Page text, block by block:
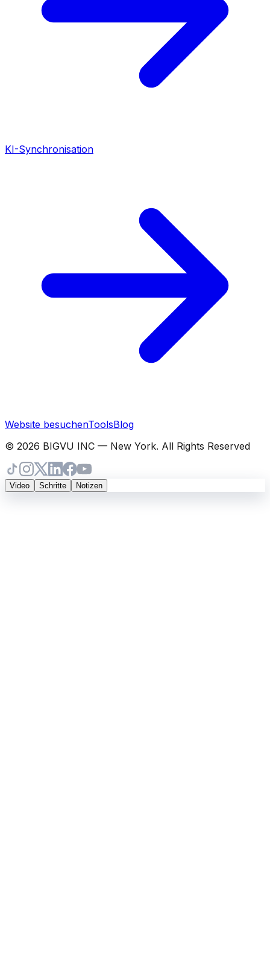
KI-Synchronisation
Website besuchenToolsBlog
© 2026 BIGVU INC — New York. All Rights Reserved
Video Schritte Notizen